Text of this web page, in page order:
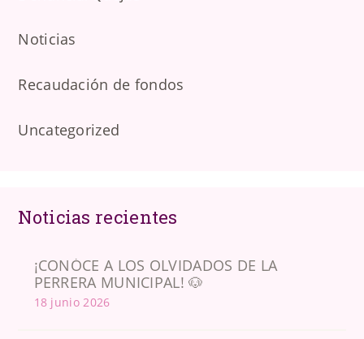
Noticias
Recaudación de fondos
Uncategorized
Noticias recientes
¡CONÓCE A LOS OLVIDADOS DE LA
PERRERA MUNICIPAL! 🐶
18 junio 2026